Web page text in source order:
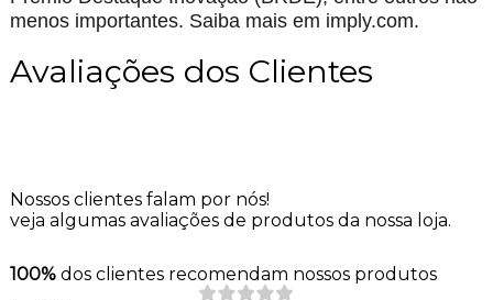
menos importantes. Saiba mais em imply.com.
Avaliações dos Clientes
Nossos clientes falam por nós!
veja algumas avaliações de produtos da nossa loja.
100% dos clientes recomendam nossos produtos